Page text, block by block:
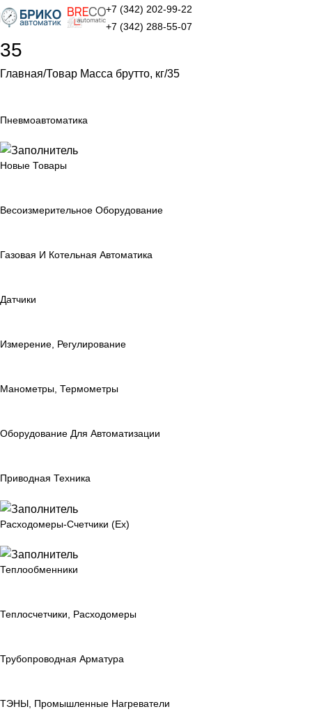
+7 (342) 202-99-22
+7 (342) 288-55-07
35
Главная Товар Масса брутто, кг 35
Пневмоавтоматика
Новые Товары
Весоизмерительное Оборудование
Газовая И Котельная Автоматика
Датчики
Измерение, Регулирование
Манометры, Термометры
Оборудование Для Автоматизации
Приводная Техника
Расходомеры-Счетчики (Ex)
Теплообменники
Теплосчетчики, Расходомеры
Трубопроводная Арматура
ТЭНЫ, Промышленные Нагреватели